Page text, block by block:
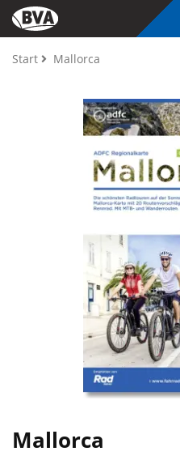
Start Mallorca
Mallorca